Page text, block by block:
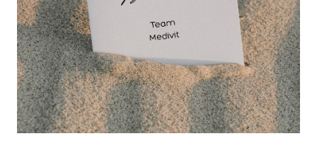
onder grote spanning staat. Bovendien is de
zinkoxide-rubber kleefmassa van Leukoplast door
een speciaal procede lucht- en waterdamp
doorlatend gemaakt. Omdat luchtdichte afsluiting
hierdoor wordt voorkomen, verweekt de huid niet en
worden andere huidirritaties
tegengegaan.Leukoplast is bijzonder sterk en
veelzijdig toepasbaar bij patiënten met een normale